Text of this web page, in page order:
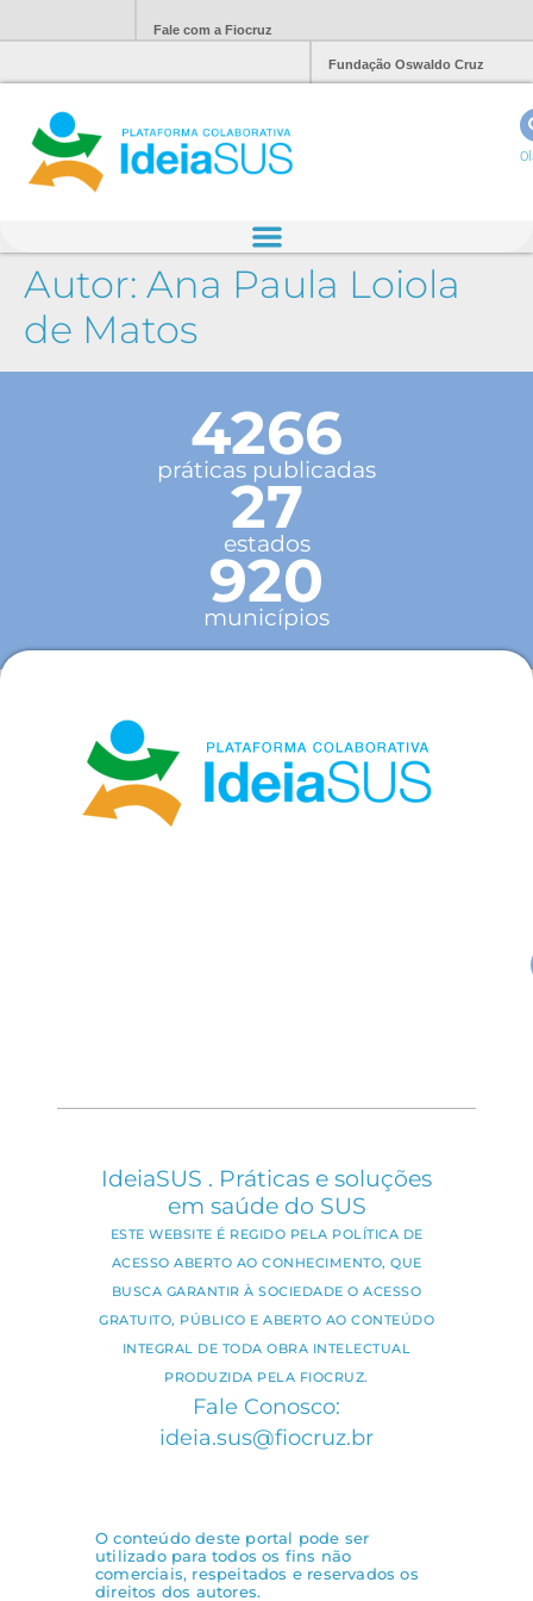
Fale com a Fiocruz
Fundação Oswaldo Cruz
Autor: Ana Paula Loiola
de Matos
4266
práticas publicadas
27
estados
920
municípios
IdeiaSUS . Práticas e soluções
em saúde do SUS
ESTE WEBSITE É REGIDO PELA POLÍTICA DE
ACESSO ABERTO AO CONHECIMENTO, QUE
BUSCA GARANTIR À SOCIEDADE O ACESSO
GRATUITO, PÚBLICO E ABERTO AO CONTEÚDO
INTEGRAL DE TODA OBRA INTELECTUAL
PRODUZIDA PELA FIOCRUZ.
Fale Conosco:
ideia.sus@fiocruz.br
O conteúdo deste portal pode ser
utilizado para todos os fins não
comerciais, respeitados e reservados os
direitos dos autores.